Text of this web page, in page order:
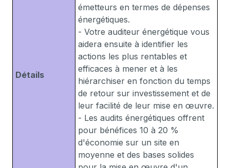
Détails
émetteurs en termes de dépenses
énergétiques.
- Votre auditeur énergétique vous
aidera ensuite à identifier les
actions les plus rentables et
efficaces à mener et à les
hiérarchiser en fonction du temps
de retour sur investissement et de
leur facilité de leur mise en œuvre.
- Les audits énergétiques offrent
pour bénéfices 10 à 20 %
d'économie sur un site en
moyenne et des bases solides